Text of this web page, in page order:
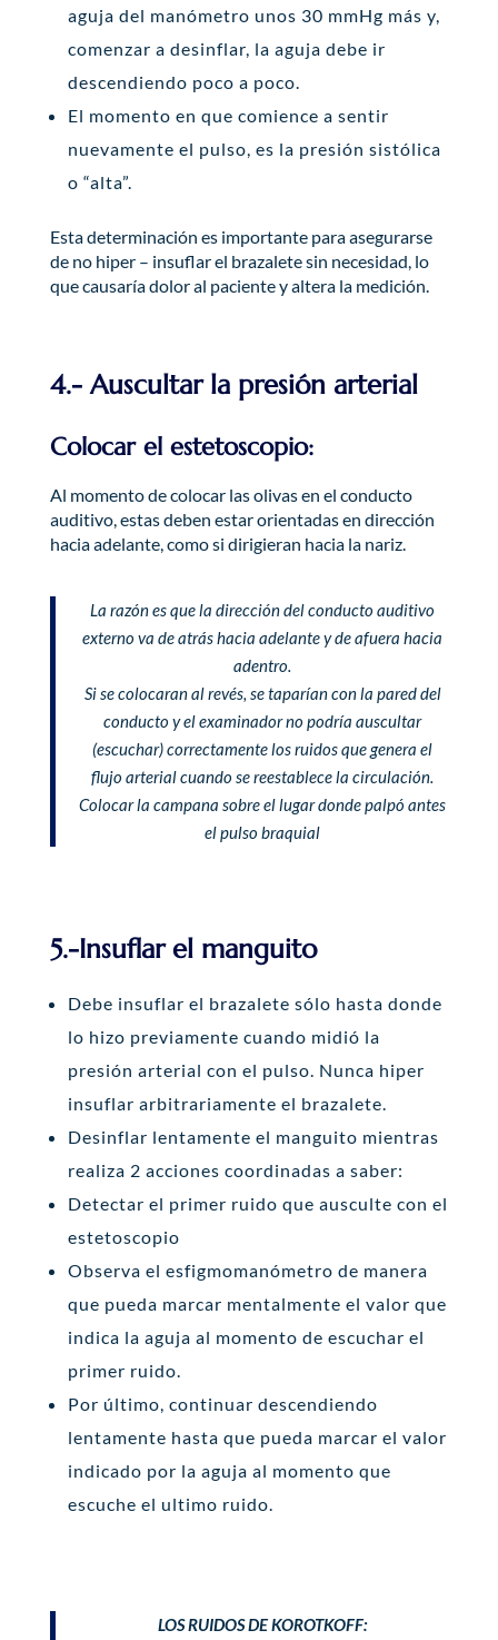
aguja del manómetro unos 30 mmHg más y,
comenzar a desinflar, la aguja debe ir
descendiendo poco a poco.
El momento en que comience a sentir
nuevamente el pulso, es la presión sistólica
o “alta”.
Esta determinación es importante para asegurarse
de no hiper – insuflar el brazalete sin necesidad, lo
que causaría dolor al paciente y altera la medición.
4.- Auscultar la presión arterial
Colocar el estetoscopio:
Al momento de colocar las olivas en el conducto
auditivo, estas deben estar orientadas en dirección
hacia adelante, como si dirigieran hacia la nariz.
La razón es que la dirección del conducto auditivo
externo va de atrás hacia adelante y de afuera hacia
adentro.
Si se colocaran al revés, se taparían con la pared del
conducto y el examinador no podría auscultar
(escuchar) correctamente los ruidos que genera el
flujo arterial cuando se reestablece la circulación.
Colocar la campana sobre el lugar donde palpó antes
el pulso braquial
5.-Insuflar el manguito
Debe insuflar el brazalete sólo hasta donde
lo hizo previamente cuando midió la
presión arterial con el pulso. Nunca hiper
insuflar arbitrariamente el brazalete.
Desinflar lentamente el manguito mientras
realiza 2 acciones coordinadas a saber:
Detectar el primer ruido que ausculte con el
estetoscopio
Observa el esfigmomanómetro de manera
que pueda marcar mentalmente el valor que
indica la aguja al momento de escuchar el
primer ruido.
Por último, continuar descendiendo
lentamente hasta que pueda marcar el valor
indicado por la aguja al momento que
escuche el ultimo ruido.
LOS RUIDOS DE KOROTKOFF: